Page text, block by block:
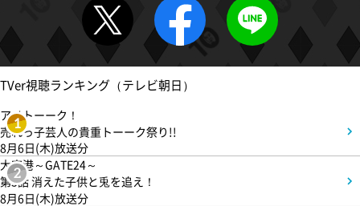
TVer視聴ランキング（テレビ朝日）
1
アメトーーク！
売れっ子芸人の貴重トーーク祭り!!
8月6日(木)放送分
2
大空港～GATE24～
第3話 消えた子供と兎を追え！
8月6日(木)放送分